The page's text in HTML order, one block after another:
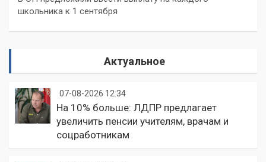
школьника к 1 сентября
Актуальное
07-08-2026 12:34
На 10% больше: ЛДПР предлагает
увеличить пенсии учителям, врачам и
соцработникам